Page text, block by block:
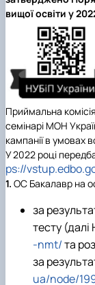
вищої освіти у
Приймальна
семінарі МОН
кампанії в умовах
У 2022 році
ps://
1. ОС Бакалавр на
за
тесту
-nmt/та
за
ua/node/